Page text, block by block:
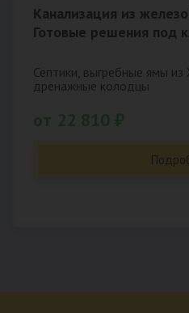
Канализация из
Готовые решения под
Септики, выгребные ямы
дренажные колодцы